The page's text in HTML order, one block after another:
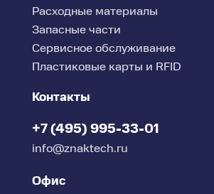
Расходные материалы
Запасные части
Сервисное обслуживание
Пластиковые карты и RFID
Контакты
+7 (495) 995-33-01
info@znaktech.ru
Офис